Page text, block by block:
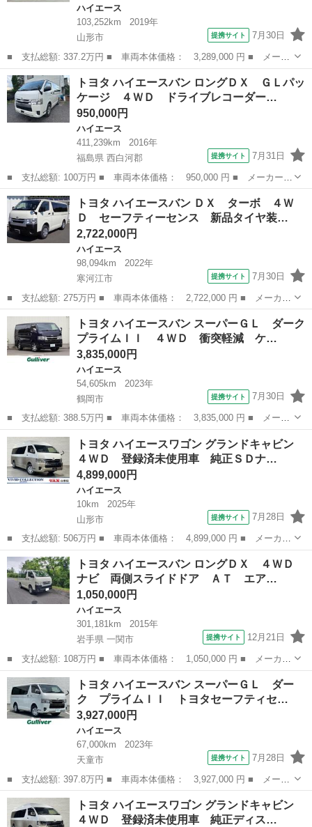
ハイエース
103,252km
2019年
山形市
提携サイト 7月30日
■ 支払総額: 337.2万円 ■ 車両本体価格： 3,289,000 円 ■ メーカ
ー名： トヨタ ■ 車種名： ハイエースバン ■ グレード名： ロ
ングスーパーＧＬ 社外ナビ／ＴＶ／バックモニター／ＥＴＣ／前後
ドライブ...
山形 山形市 ハイエース
トヨタ ハイエースバン ロングＤＸ ＧＬパッ
ケージ ４ＷＤ ドライブレコーダー…
950,000円
ハイエース
411,239km
2016年
福島県 西白河郡
提携サイト 7月31日
■ 支払総額: 100万円 ■ 車両本体価格： 950,000 円 ■ メーカー
名： トヨタ ■ 車種名： ハイエースバン ■ グレード名： ロン
グＤＸ ＧＬパッケージ ４ＷＤ ドライブレコーダー ＥＴＣ ス
ライドドア 電...
福島 西白河郡 ハイエース
トヨタ ハイエースバン ＤＸ ターボ ４Ｗ
Ｄ セーフティーセンス 新品タイヤ装…
2,722,000円
ハイエース
98,094km
2022年
寒河江市
提携サイト 7月30日
■ 支払総額: 275万円 ■ 車両本体価格： 2,722,000 円 ■ メーカー
名： トヨタ ■ 車種名： ハイエースバン ■ グレード名： Ｄ
Ｘ ターボ ４ＷＤ セーフティーセンス 新品タイヤ装着 ６Ａ
Ｔ ６人乗り ...
山形 寒河江市 ハイエース
トヨタ ハイエースバン スーパーＧＬ ダーク
プライムＩＩ ４ＷＤ 衝突軽減 ケ…
3,835,000円
ハイエース
54,605km
2023年
鶴岡市
提携サイト 7月30日
■ 支払総額: 388.5万円 ■ 車両本体価格： 3,835,000 円 ■ メーカ
ー名： トヨタ ■ 車種名： ハイエースバン ■ グレード名： ス
ーパーＧＬ ダークプライムＩＩ ４ＷＤ 衝突軽減 ケンウッドツ
イーター...
山形 鶴岡市 ハイエース
トヨタ ハイエースワゴン グランドキャビン
４ＷＤ 登録済未使用車 純正ＳＤナ…
4,899,000円
ハイエース
10km
2025年
山形市
提携サイト 7月28日
■ 支払総額: 506万円 ■ 車両本体価格： 4,899,000 円 ■ メーカー
名： トヨタ ■ 車種名： ハイエースワゴン ■ グレード名： グ
ランドキャビン ４ＷＤ 登録済未使用車 純正ＳＤナビ ワンセ
グ ＣＤ Ｂ...
山形 山形市 ハイエース
トヨタ ハイエースバン ロングＤＸ ４ＷＤ
ナビ 両側スライドドア ＡＴ エア…
1,050,000円
ハイエース
301,181km
2015年
岩手県 一関市
提携サイト 12月21日
■ 支払総額: 108万円 ■ 車両本体価格： 1,050,000 円 ■ メーカー
名： トヨタ ■ 車種名： ハイエースバン ■ グレード名： ロン
グＤＸ ４ＷＤ ナビ 両側スライドドア ＡＴ エアコン パワー
ウィンドウ...
岩手 一関市 ハイエース
トヨタ ハイエースバン スーパーＧＬ ダー
ク プライムＩＩ トヨタセーフティセ…
3,927,000円
ハイエース
67,000km
2023年
天童市
提携サイト 7月28日
■ 支払総額: 397.8万円 ■ 車両本体価格： 3,927,000 円 ■ メーカ
ー名： トヨタ ■ 車種名： ハイエースバン ■ グレード名： ス
ーパーＧＬ ダーク プライムＩＩ トヨタセーフティセンス ハー
フレザー...
山形 天童市 ハイエース
トヨタ ハイエースワゴン グランドキャビン
４ＷＤ 登録済未使用車 純正ディス…